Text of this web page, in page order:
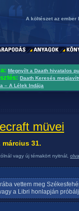
A költészet az ember
Megnyílt a Daath hivatalos
Daath Keresés
– A Lélek Indája
müvei
március 31.
vagy új témakört nyitnál,
vettem meg
a Libri honlapján